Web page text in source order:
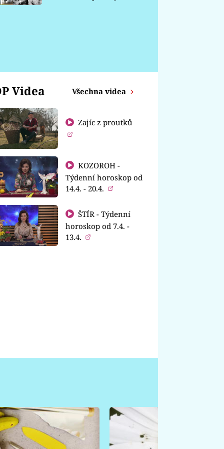
Videa Všechna videa
Zajíc z proutků
KOZOROH -
Týdenní horoskop od
14.4. - 20.4.
ŠTÍR - Týdenní
horoskop od 7.4. -
13.4.